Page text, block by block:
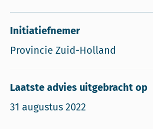
Initiatiefnemer
Provincie Zuid-Holland
Laatste advies uitgebracht op
31 augustus 2022